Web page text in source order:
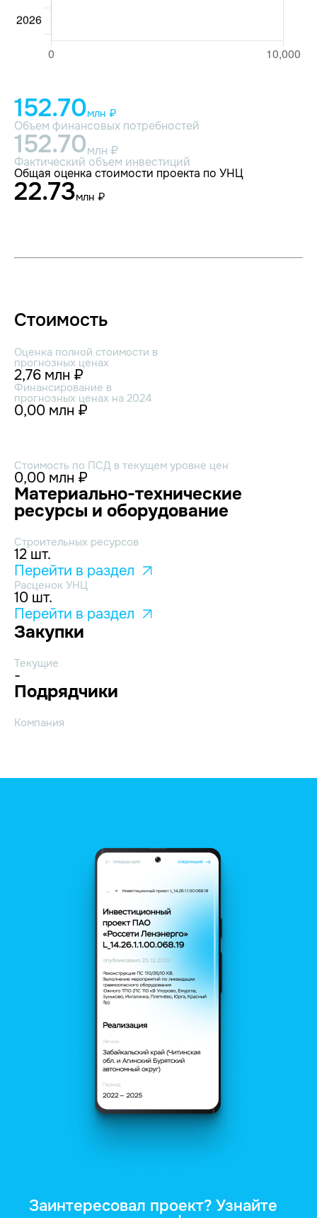
152.70млн ₽
Объем финансовых потребностей
152.70млн ₽
Фактический объем инвестиций
Общая оценка стоимости проекта по УНЦ
22.73млн ₽
Стоимость
Оценка полной стоимости в
прогнозных ценах
2,76 млн ₽
Финансирование в
прогнозных ценах на 2024
0,00 млн ₽
Стоимость по ПСД в текущем уровне цен
0,00 млн ₽
Материально-технические
ресурсы и оборудование
Строительных ресурсов
12 шт.
Перейти в раздел
Расценок УНЦ
10 шт.
Перейти в раздел
Закупки
Текущие
-
Подрядчики
Компания
Заинтересовал проект? Узнайте